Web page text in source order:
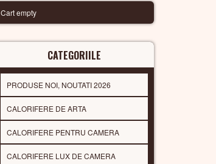
Cart empty
CATEGORIILE
PRODUSE NOI, NOUTATI 2026
CALORIFERE DE ARTA
CALORIFERE PENTRU CAMERA
CALORIFERE LUX DE CAMERA